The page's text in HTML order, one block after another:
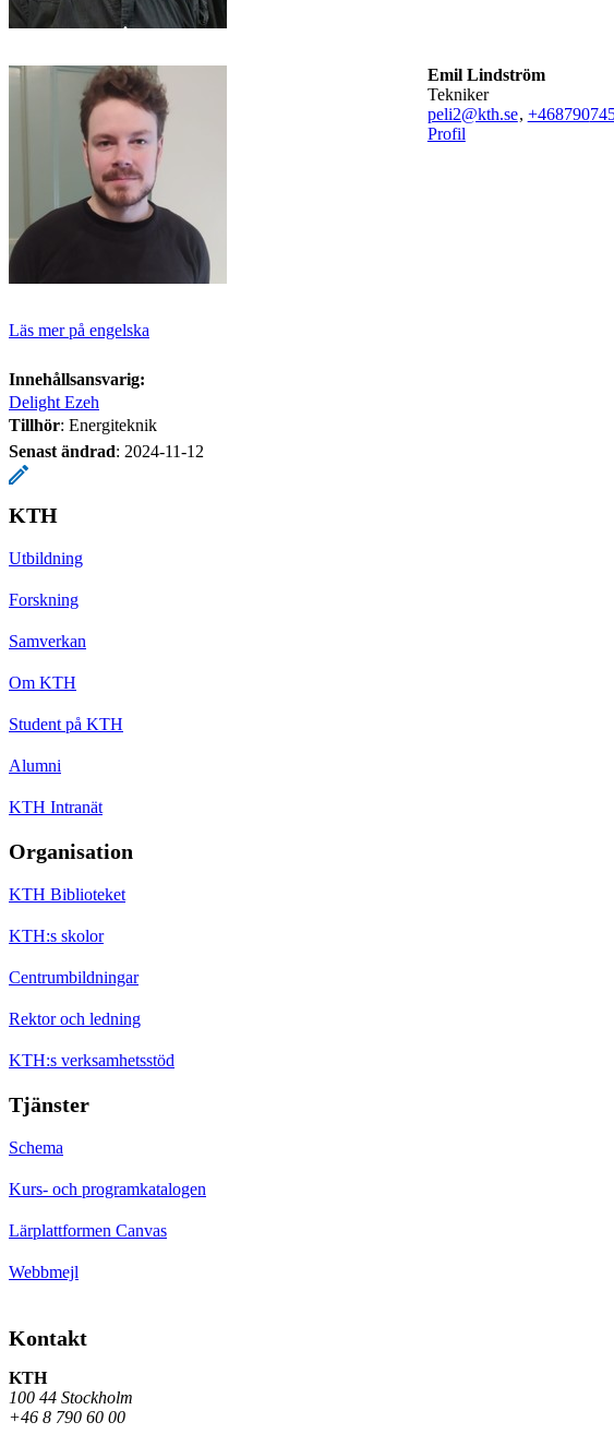
Emil Lindström
tekniker
peli2@kth.se, +468790
Profil
Läs mer på engelska
Innehållsansvarig:
Delight Ezeh
Tillhör: Energiteknik
Senast ändrad: 2024-11-12
KTH
Utbildning
Forskning
Samverkan
Om KTH
Student på KTH
Alumni
KTH Intranät
Organisation
KTH Biblioteket
KTH:s skolor
Centrumbildningar
Rektor och ledning
KTH:s verksamhetsstöd
Tjänster
Schema
Kurs- och programkatalogen
Lärplattformen Canvas
Webbmejl
Kontakt
KTH
100 44 Stockholm
+46 8 790 60 00